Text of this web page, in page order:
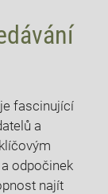
fascinující
a
odpočinek
najít